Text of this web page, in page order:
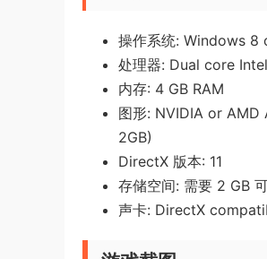
操作系统: Windows 8
处理器: Dual core
内存: 4 GB RAM
图形: NVIDIA or
2GB)
DirectX 版本: 11
存储空间: 需要 2 GB
声卡: DirectX